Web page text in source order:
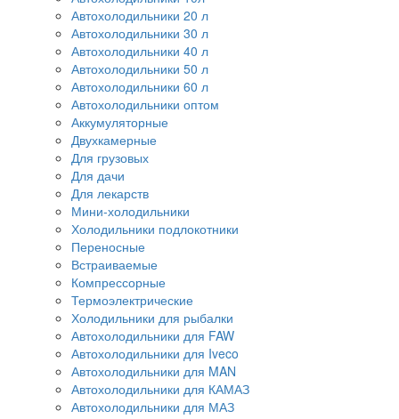
Автохолодильники 20 л
Автохолодильники 30 л
Автохолодильники 40 л
Автохолодильники 50 л
Автохолодильники 60 л
Автохолодильники оптом
Аккумуляторные
Двухкамерные
Для грузовых
Для дачи
Для лекарств
Мини-холодильники
Холодильники подлокотники
Переносные
Встраиваемые
Компрессорные
Термоэлектрические
Холодильники для рыбалки
Автохолодильники для FAW
Автохолодильники для Iveco
Автохолодильники для MAN
Автохолодильники для КАМАЗ
Автохолодильники для МАЗ